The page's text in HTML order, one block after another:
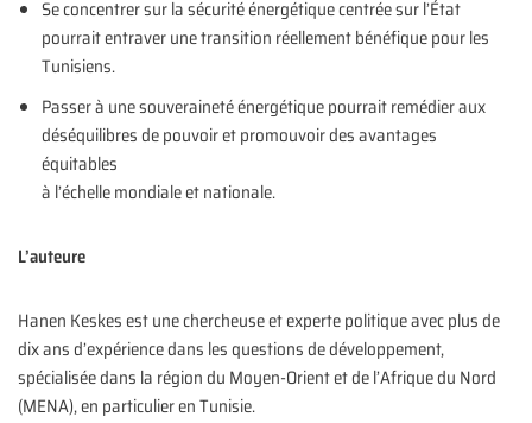
Se concentrer sur la sécurité énergétique centrée sur l’État
pourrait entraver une transition réellement bénéfique pour les
Tunisiens.
Passer à une souveraineté énergétique pourrait remédier aux
déséquilibres de pouvoir et promouvoir des avantages
équitables
à l’échelle mondiale et nationale.
L’auteure
Hanen Keskes est une chercheuse et experte politique avec plus de
dix ans d’expérience dans les questions de développement,
spécialisée dans la région du Moyen-Orient et de l’Afrique du Nord
(MENA), en particulier en Tunisie.